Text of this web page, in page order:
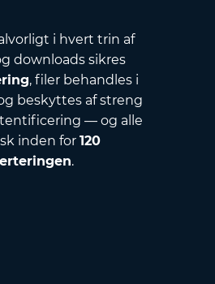
i hvert trin af
downloads sikres
, filer behandles i
beskyttes af streng
— og alle
inden for 120
.